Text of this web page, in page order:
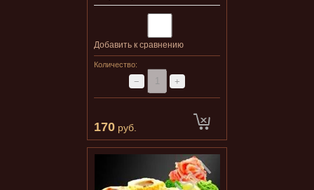
Добавить к сравнению
Количество:
− +
170 руб.